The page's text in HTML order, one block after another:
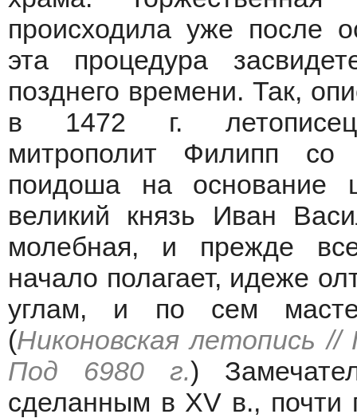
происходила уже после
эта процедура
позднего времени. Так,
в 1472 г.
митрополит Филипп
поидоша на
великий князь Иван
молебная, и прежде
начало полагает, идеже
углам, и по сем
(Никоновская летопись
Под 6980 г.)
сделанным в XV в., почти